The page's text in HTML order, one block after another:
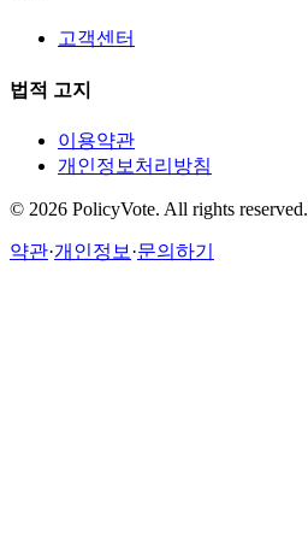
고객센터
법적 고지
이용약관
개인정보처리방침
© 2026 PolicyVote. All rights reserved.
약관·개인정보 ·문의하기